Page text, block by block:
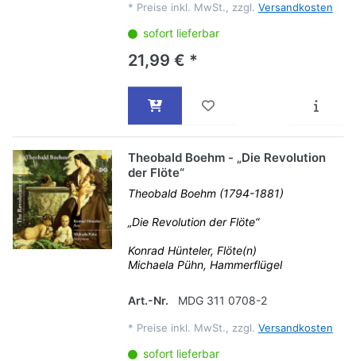
* Preise inkl. MwSt., zzgl. Versandkosten
sofort lieferbar
21,99 € *
Theobald Boehm - „Die Revolution
der Flöte“
Theobald Boehm (1794-1881)
„Die Revolution der Flöte“
Konrad Hünteler, Flöte(n)
Michaela Pühn, Hammerflügel
Art.-Nr. MDG 311 0708-2
* Preise inkl. MwSt., zzgl. Versandkosten
sofort lieferbar